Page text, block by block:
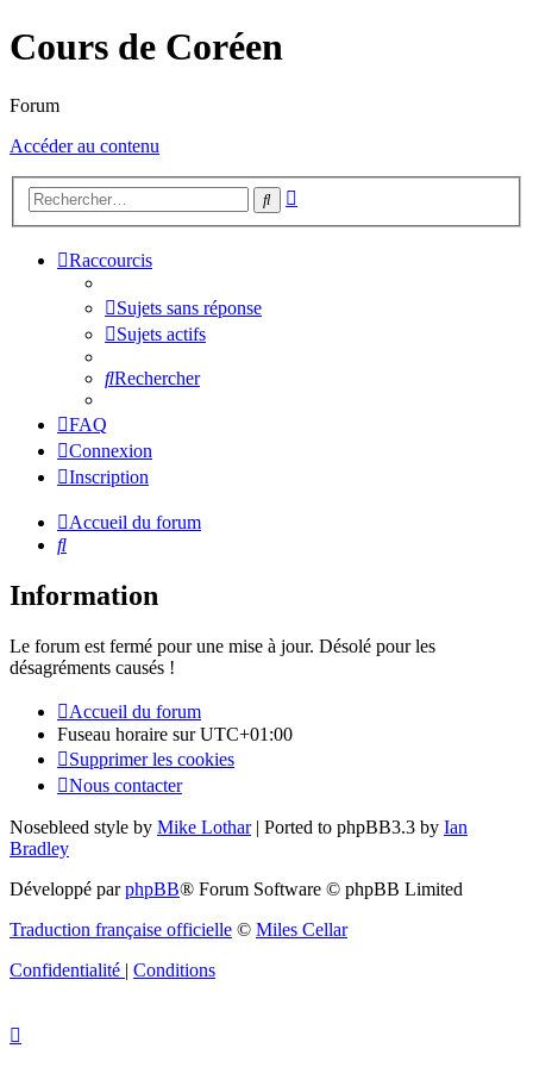
Cours de Coréen
Forum
Accéder au contenu
Rechercher
Raccourcis
Sujets sans réponse
Sujets actifs
Rechercher
FAQ
Connexion
Inscription
Accueil du forum
Rechercher
Information
Le forum est fermé pour une mise à jour. Désolé pour les
désagréments causés !
Accueil du forum
Fuseau horaire surUTC+01:00
Supprimer les cookies
Nous contacter
Nosebleed style by Mike Lothar| Ported to phpBB3.3 by Ian
Bradley
Développé parphpBB® Forum Software © phpBB Limited
Traduction française officielle © Miles Cellar
Confidentialité | Conditions